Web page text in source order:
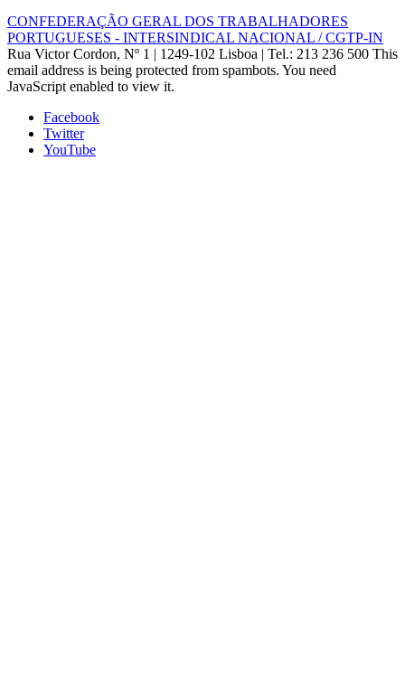
CONFEDERAÇÃO GERAL DOS TRABALHADORES
PORTUGUESES - INTERSINDICAL NACIONAL / CGTP-IN
Rua Victor Cordon, Nº 1 | 1249-102 Lisboa | Tel.: 213 236 500 This
email address is being protected from spambots. You need
JavaScript enabled to view it.
Facebook
Twitter
YouTube